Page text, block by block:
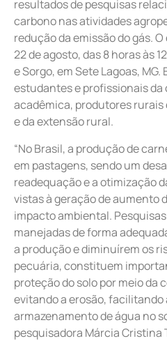
resultados de pesquisas
carbono nas atividades
redução da emissão do gás.
22 de agosto, das 8 horas às
e Sorgo, em Sete Lagoas,
estudantes e profissionais
acadêmica, produtores
e da extensão rural.
“No Brasil, a produção de
em pastagens, sendo um
readequação e a otimização
vistas à geração de aumento
impacto ambiental.
manejadas de forma
a produção e diminuírem os
pecuária, constituem
proteção do solo por meio da
evitando a erosão,
armazenamento de água no
pesquisadora Márcia Cristina